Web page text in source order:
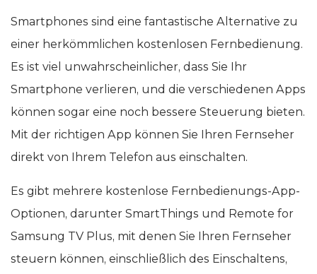
Smartphones sind eine fantastische Alternative zu
einer herkömmlichen kostenlosen Fernbedienung.
Es ist viel unwahrscheinlicher, dass Sie Ihr
Smartphone verlieren, und die verschiedenen Apps
können sogar eine noch bessere Steuerung bieten.
Mit der richtigen App können Sie Ihren Fernseher
direkt von Ihrem Telefon aus einschalten.
Es gibt mehrere kostenlose Fernbedienungs-App-
Optionen, darunter SmartThings und Remote for
Samsung TV Plus, mit denen Sie Ihren Fernseher
steuern können, einschließlich des Einschaltens,